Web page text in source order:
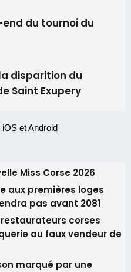
au stade de San
Marie et
du tournoi du
disparition du
Saint Exupery